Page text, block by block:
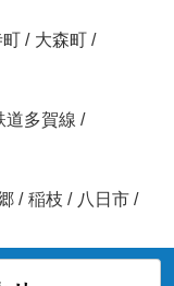
町 / 大森町 /
道多賀線 /
/ 稲枝 / 八日市 /